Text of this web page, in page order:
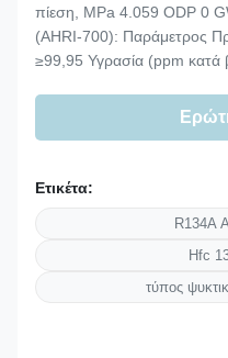
πίεση, MPa 4.059 ODP 0
(AHRI-700): Παράμετρος
≥99,95 Υγρασία (ppm κατά
Ετικέτα:
R134A
Hfc
τύπος